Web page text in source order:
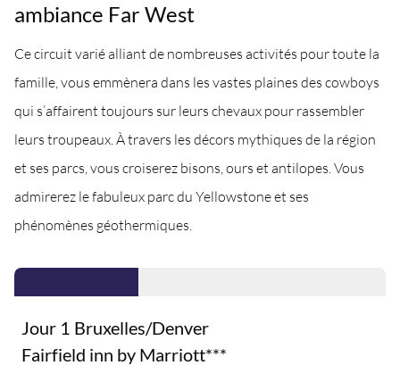
ambiance Far West
Ce circuit varié alliant de nombreuses activités pour toute la
famille, vous emmènera dans les vastes plaines des cowboys
qui s’affairent toujours sur leurs chevaux pour rassembler
leurs troupeaux. À travers les décors mythiques de la région
et ses parcs, vous croiserez bisons, ours et antilopes. Vous
admirerez le fabuleux parc du Yellowstone et ses
phénomènes géothermiques.
Jour 1 Bruxelles/Denver
Fairfield inn by Marriott***